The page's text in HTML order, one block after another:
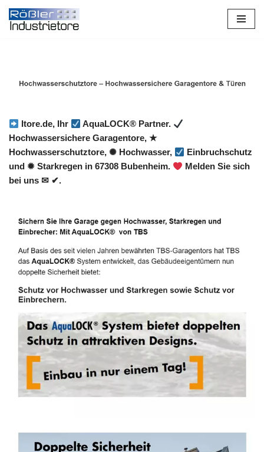
Zum
Itore.de, Ihr
AquaLOCK® Partner.
Hochwassersichere Garagentore, ★
Hochwasserschutztore, ✺ Hochwasser,
Einbruchschutz
und ✹ Starkregen in 67308 Bubenheim.
Melden Sie sich
bei uns ✉ ✔.